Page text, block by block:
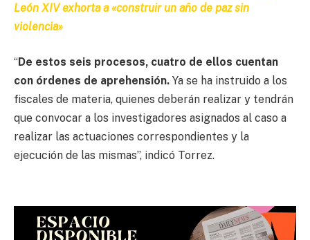
León XIV exhorta a «construir un año de paz sin
violencia»
“De estos seis procesos, cuatro de ellos cuentan
con órdenes de aprehensión. Ya se ha instruido a los
fiscales de materia, quienes deberán realizar y tendrán
que convocar a los investigadores asignados al caso a
realizar las actuaciones correspondientes y la
ejecución de las mismas”, indicó Torrez.